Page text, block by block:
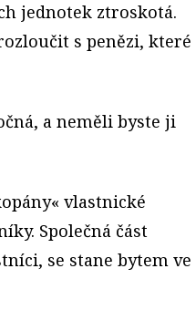
jednotek ztroskotá.
s penězi, které
a neměli byste ji
vlastnické
Společná část
se stane bytem ve